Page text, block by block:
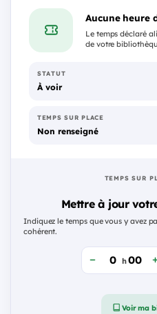
Aucune heure
Le temps déclaré
de votre
STATUT
À voir
TEMPS SUR PLACE
Non renseigné
TEMPS SUR
Mettre à jour
Indiquez le temps que vous y avez
cohérent.
h
Voir ma